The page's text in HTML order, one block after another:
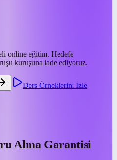
online eğitim. Hedefe
kuruşuna iade ediyoruz.
Ders Örneklerini İzle
Alma Garantisi